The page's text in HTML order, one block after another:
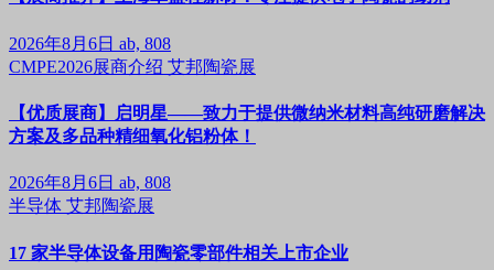
2026年8月6日 ab, 808
CMPE2026展商介绍 艾邦陶瓷展
【优质展商】启明星——致力于提供微纳米材料高纯研磨解决
方案及多品种精细氧化铝粉体！
2026年8月6日 ab, 808
半导体 艾邦陶瓷展
17 家半导体设备用陶瓷零部件相关上市企业